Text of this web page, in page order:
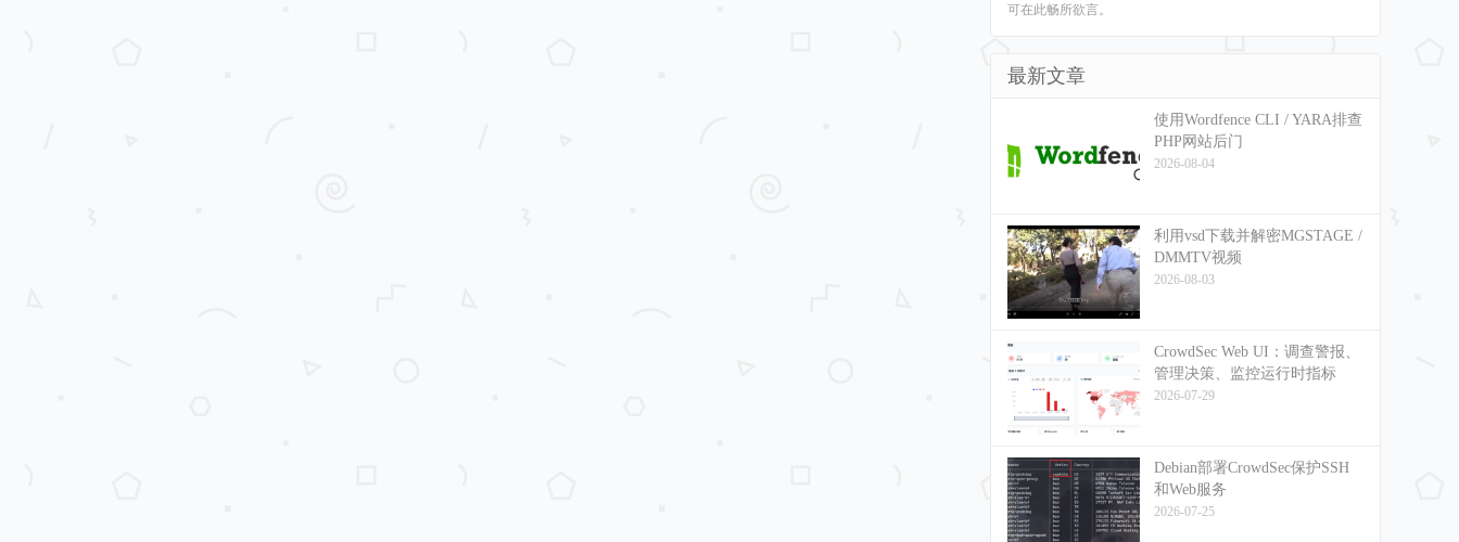
可在此畅所欲言。
最新文章
使用Wordfence CLI / YARA排查
PHP网站后门
2026-08-04
利用vsd下载并解密MGSTAGE /
DMMTV视频
2026-08-03
CrowdSec Web UI：调查警报、
管理决策、监控运行时指标
2026-07-29
Debian部署CrowdSec保护SSH
和Web服务
2026-07-25